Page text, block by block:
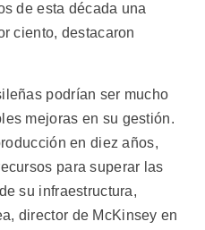
de esta década una
ciento, destacaron
podrían ser mucho
mejoras en su gestión.
en diez años,
para superar las
su infraestructura,
director de McKinsey en